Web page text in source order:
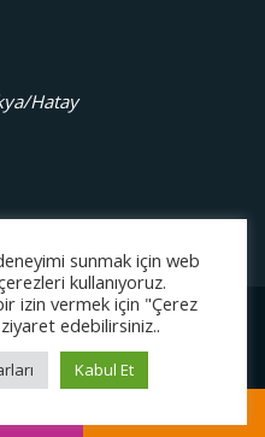
Hatay
Danışmanlığı Ltd. Şti.
/ Kuzey Kıbrıs
sunmak için web
kullanıyoruz.
izin vermek için "Çerez
ziyaret edebilirsiniz..
Kabul Et